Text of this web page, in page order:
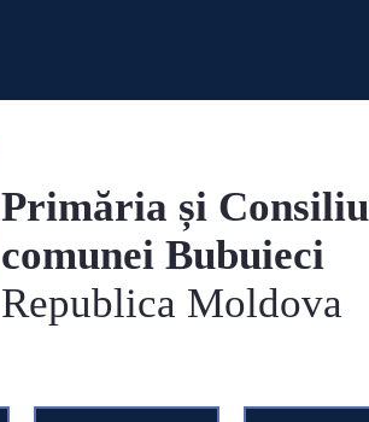
Primăria și
comunei Bubuieci
Republica Moldova